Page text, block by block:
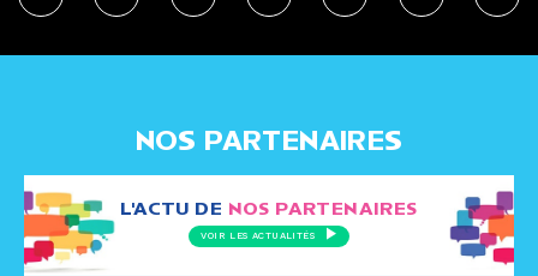
NOS PARTENAIRES
L'ACTU DE NOS PARTENAIRES
VOIR LES ACTUALITÉS